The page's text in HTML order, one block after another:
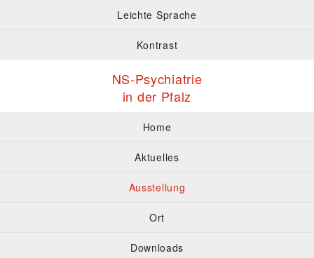
Leichte Sprache
Kontrast
NS-Psychiatrie
in der Pfalz
Home
Aktuelles
Ausstellung
Ort
Downloads